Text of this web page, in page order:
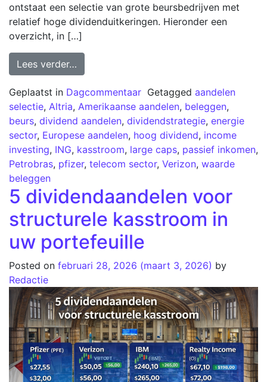
ontstaat een selectie van grote beursbedrijven met
relatief hoge dividenduitkeringen. Hieronder een
overzicht, in […]
Lees verder…
Geplaatst in Dagcommentaar Getagged aandelen
selectie, Altria, Amerikaanse aandelen, beleggen,
beurs, dividend aandelen, dividendstrategie, energie
sector, Europese aandelen, hoog dividend, income
investing, ING, kasstroom, large caps, passief inkomen,
Petrobras, pfizer, telecom sector, Verizon, waarde
beleggen
5 dividendaandelen voor
structurele kasstroom in
uw portefeuille
Posted on februari 28, 2026 (maart 3, 2026) by
Redactie